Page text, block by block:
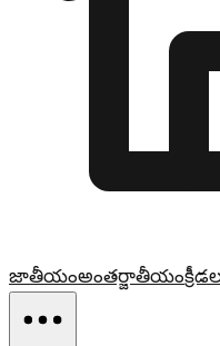
జాతీయంఅంతర్జాతీయం